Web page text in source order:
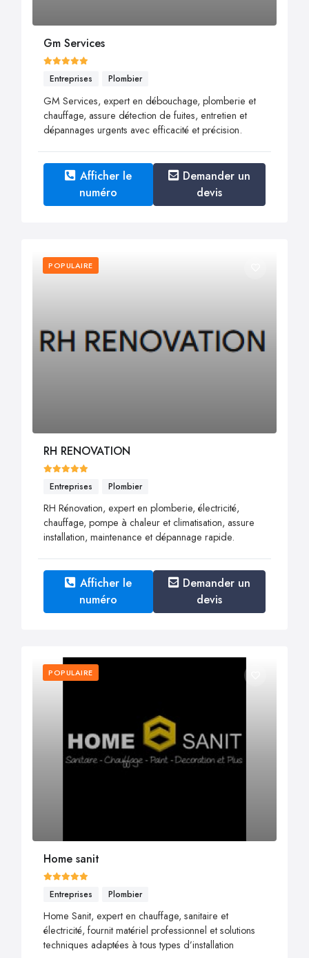
Gm Services
Entreprises Plombier
GM Services, expert en débouchage, plomberie et
chauffage, assure détection de fuites, entretien et
dépannages urgents avec efficacité et précision.
Afficher le
numéro
Demander un
devis
POPULAIRE
RH RENOVATION
Entreprises Plombier
RH Rénovation, expert en plomberie, électricité,
chauffage, pompe à chaleur et climatisation, assure
installation, maintenance et dépannage rapide.
Afficher le
numéro
Demander un
devis
POPULAIRE
Home sanit
Entreprises Plombier
Home Sanit, expert en chauffage, sanitaire et
électricité, fournit matériel professionnel et solutions
techniques adaptées à tous types d’installation